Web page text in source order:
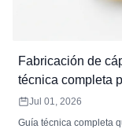
Fabricación de
técnica completa
gelatina blanda
Jul 01, 2026
Guía técnica completa